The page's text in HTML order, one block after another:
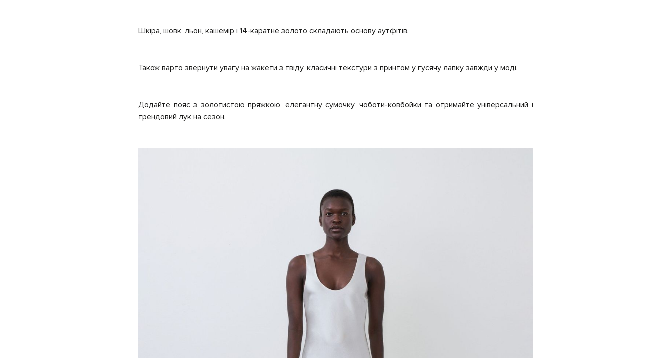
Шкіра, шовк, льон, кашемір і 14-каратне золото складають основу аутфітів.
Також варто звернути увагу на жакети з твіду, класичні текстури з принтом у гусячу лапку завжди у моді.
Додайте пояс з золотистою пряжкою, елегантну сумочку, чоботи-ковбойки та отримайте універсальний і
трендовий лук на сезон.